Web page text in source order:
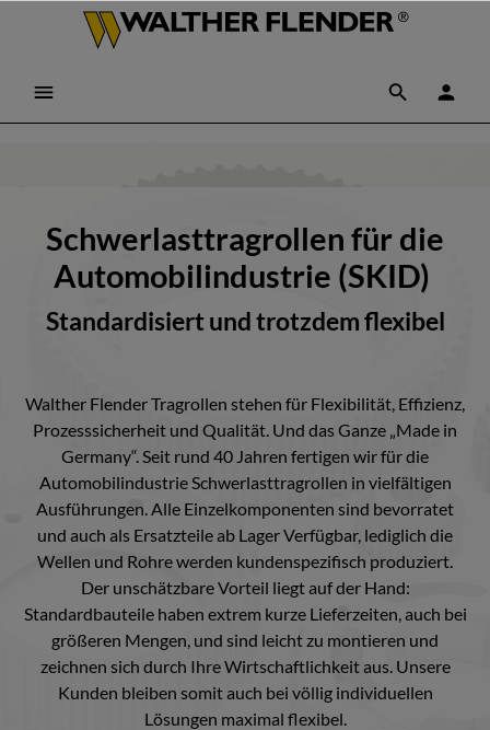
Schwerlasttragrollen für die
Automobilindustrie (SKID)
Standardisiert und trotzdem flexibel
Walther Flender Tragrollen stehen für Flexibilität, Effizienz,
Prozesssicherheit und Qualität. Und das Ganze „Made in
Germany“. Seit rund 40 Jahren fertigen wir für die
Automobilindustrie Schwerlasttragrollen in vielfältigen
Ausführungen. Alle Einzelkomponenten sind bevorratet
und auch als Ersatzteile ab Lager Verfügbar, lediglich die
Wellen und Rohre werden kundenspezifisch produziert.
Der unschätzbare Vorteil liegt auf der Hand:
Standardbauteile haben extrem kurze Lieferzeiten, auch bei
größeren Mengen, und sind leicht zu montieren und
zeichnen sich durch Ihre Wirtschaftlichkeit aus. Unsere
Kunden bleiben somit auch bei völlig individuellen
Lösungen maximal flexibel.